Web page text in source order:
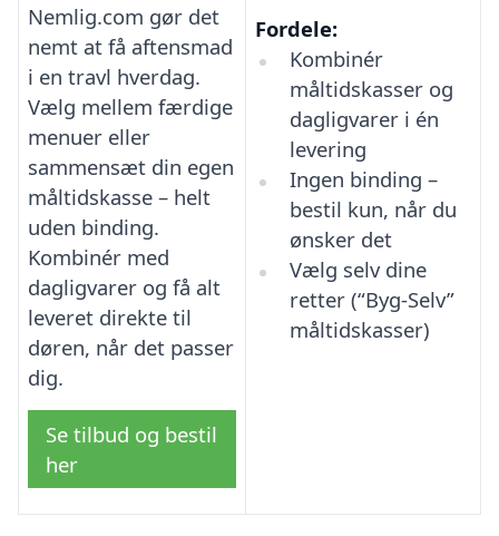
Nemlig.com gør det
nemt at få aftensmad
i en travl hverdag.
Vælg mellem færdige
menuer eller
sammensæt din egen
måltidskasse – helt
uden binding.
Kombinér med
dagligvarer og få alt
leveret direkte til
døren, når det passer
dig.
Se tilbud og bestil
her
Fordele:
Kombinér
måltidskasser og
dagligvarer i én
levering
Ingen binding –
bestil kun, når du
ønsker det
Vælg selv dine
retter (“Byg-Selv”
måltidskasser)